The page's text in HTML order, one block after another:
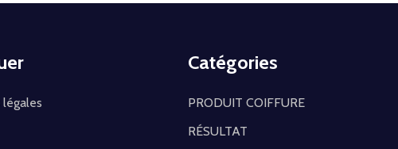
Catégories
PRODUIT COIFFURE
RÉSULTAT